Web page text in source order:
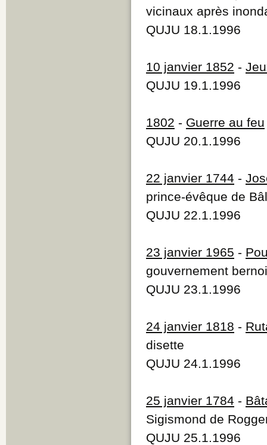
vicinaux après
QUJU 18.1.1996
10 janvier 1852 -
QUJU 19.1.1996
1802 - Guerre au feu
QUJU 20.1.1996
22 janvier 1744 -
prince-évêque de
QUJU 22.1.1996
23 janvier 1965 -
gouvernement
QUJU 23.1.1996
24 janvier 1818 -
disette
QUJU 24.1.1996
25 janvier 1784 -
Sigismond de
QUJU 25.1.1996